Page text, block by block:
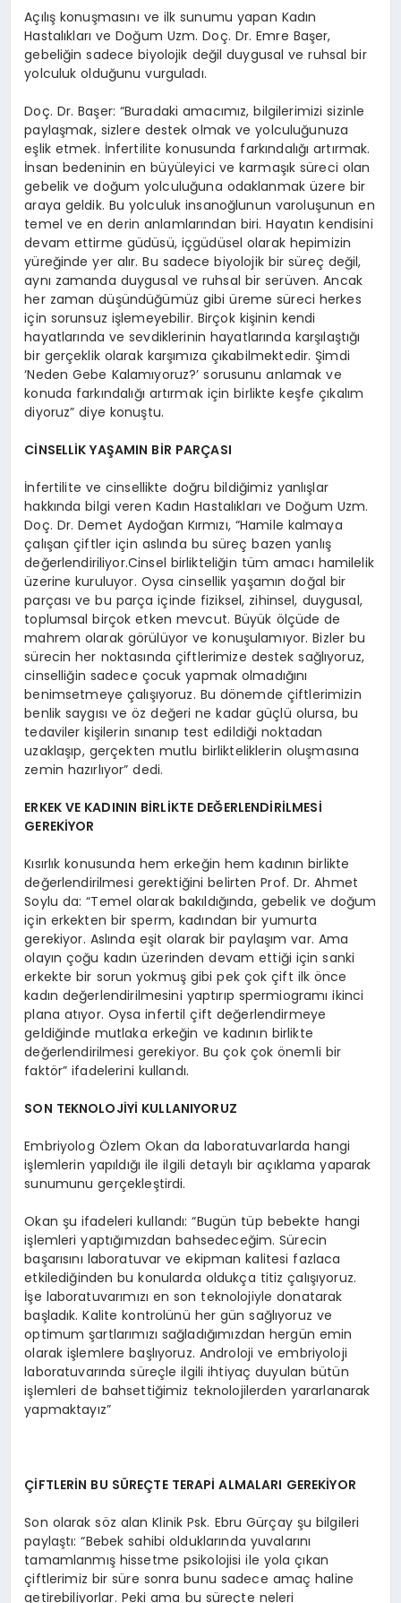
Açılış konuşmasını ve ilk sunumu yapan Kadın
Hastalıkları ve Doğum Uzm. Doç. Dr. Emre Başer,
gebeliğin sadece biyolojik değil duygusal ve ruhsal bir
yolculuk olduğunu vurguladı.
Doç. Dr. Başer: “Buradaki amacımız, bilgilerimizi sizinle
paylaşmak, sizlere destek olmak ve yolculuğunuza
eşlik etmek. İnfertilite konusunda farkındalığı artırmak.
İnsan bedeninin en büyüleyici ve karmaşık süreci olan
gebelik ve doğum yolculuğuna odaklanmak üzere bir
araya geldik. Bu yolculuk insanoğlunun varoluşunun en
temel ve en derin anlamlarından biri. Hayatın kendisini
devam ettirme güdüsü, içgüdüsel olarak hepimizin
yüreğinde yer alır. Bu sadece biyolojik bir süreç değil,
aynı zamanda duygusal ve ruhsal bir serüven. Ancak
her zaman düşündüğümüz gibi üreme süreci herkes
için sorunsuz işlemeyebilir. Birçok kişinin kendi
hayatlarında ve sevdiklerinin hayatlarında karşılaştığı
bir gerçeklik olarak karşımıza çıkabilmektedir. Şimdi
‘Neden Gebe Kalamıyoruz?’ sorusunu anlamak ve
konuda farkındalığı artırmak için birlikte keşfe çıkalım
diyoruz” diye konuştu.
CİNSELLİK YAŞAMIN BİR PARÇASI
İnfertilite ve cinsellikte doğru bildiğimiz yanlışlar
hakkında bilgi veren Kadın Hastalıkları ve Doğum Uzm.
Doç. Dr. Demet Aydoğan Kırmızı, “Hamile kalmaya
çalışan çiftler için aslında bu süreç bazen yanlış
değerlendiriliyor.Cinsel birlikteliğin tüm amacı hamilelik
üzerine kuruluyor. Oysa cinsellik yaşamın doğal bir
parçası ve bu parça içinde fiziksel, zihinsel, duygusal,
toplumsal birçok etken mevcut. Büyük ölçüde de
mahrem olarak görülüyor ve konuşulamıyor. Bizler bu
sürecin her noktasında çiftlerimize destek sağlıyoruz,
cinselliğin sadece çocuk yapmak olmadığını
benimsetmeye çalışıyoruz. Bu dönemde çiftlerimizin
benlik saygısı ve öz değeri ne kadar güçlü olursa, bu
tedaviler kişilerin sınanıp test edildiği noktadan
uzaklaşıp, gerçekten mutlu birlikteliklerin oluşmasına
zemin hazırlıyor” dedi.
ERKEK VE KADININ BİRLİKTE DEĞERLENDİRİLMESİ
GEREKİYOR
Kısırlık konusunda hem erkeğin hem kadının birlikte
değerlendirilmesi gerektiğini belirten Prof. Dr. Ahmet
Soylu da: “Temel olarak bakıldığında, gebelik ve doğum
için erkekten bir sperm, kadından bir yumurta
gerekiyor. Aslında eşit olarak bir paylaşım var. Ama
olayın çoğu kadın üzerinden devam ettiği için sanki
erkekte bir sorun yokmuş gibi pek çok çift ilk önce
kadın değerlendirilmesini yaptırıp spermiogramı ikinci
plana atıyor. Oysa infertil çift değerlendirmeye
geldiğinde mutlaka erkeğin ve kadının birlikte
değerlendirilmesi gerekiyor. Bu çok çok önemli bir
faktör” ifadelerini kullandı.
SON TEKNOLOJİYİ KULLANIYORUZ
Embriyolog Özlem Okan da laboratuvarlarda hangi
işlemlerin yapıldığı ile ilgili detaylı bir açıklama yaparak
sunumunu gerçekleştirdi.
Okan şu ifadeleri kullandı: “Bugün tüp bebekte hangi
işlemleri yaptığımızdan bahsedeceğim. Sürecin
başarısını laboratuvar ve ekipman kalitesi fazlaca
etkilediğinden bu konularda oldukça titiz çalışıyoruz.
İşe laboratuvarımızı en son teknolojiyle donatarak
başladık. Kalite kontrolünü her gün sağlıyoruz ve
optimum şartlarımızı sağladığımızdan hergün emin
olarak işlemlere başlıyoruz. Androloji ve embriyoloji
laboratuvarında süreçle ilgili ihtiyaç duyulan bütün
işlemleri de bahsettiğimiz teknolojilerden yararlanarak
yapmaktayız”
ÇİFTLERİN BU SÜREÇTE TERAPİ ALMALARI GEREKİYOR
Son olarak söz alan Klinik Psk. Ebru Gürçay şu bilgileri
paylaştı: “Bebek sahibi olduklarında yuvalarını
tamamlanmış hissetme psikolojisi ile yola çıkan
çiftlerimiz bir süre sonra bunu sadece amaç haline
getirebiliyorlar. Peki ama bu süreçte neleri